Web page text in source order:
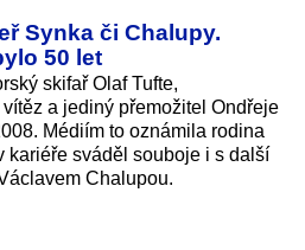
Synka či Chalupy.
50 let
skifař Olaf Tufte,
a jediný přemožitel Ondřeje
Médiím to oznámila rodina
kariéře sváděl souboje i s další
Chalupou.